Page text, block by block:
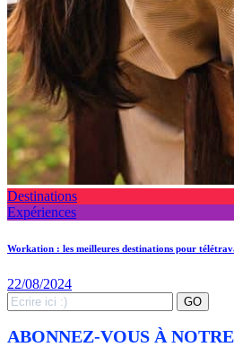
Destinations
Expériences
Workation : les meilleures destinations pour
22/08/2024
Search
for:
GO
ABONNEZ-VOUS À